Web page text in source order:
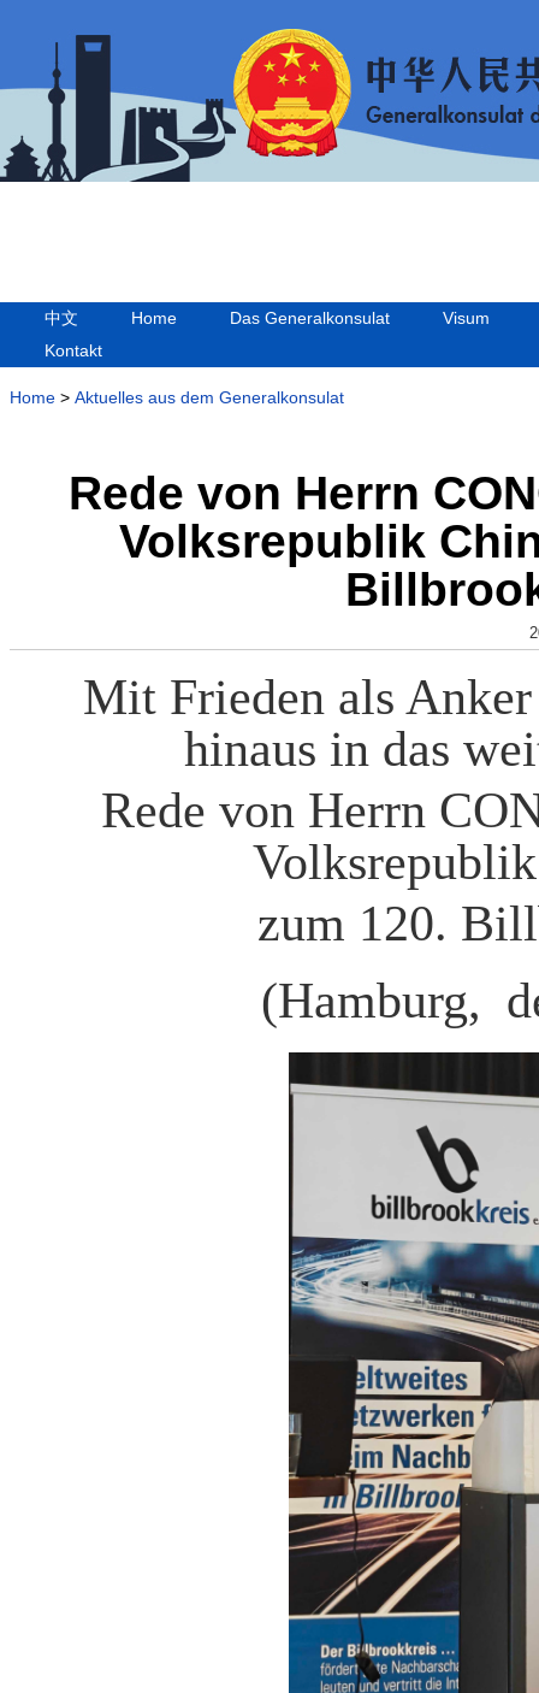
中文 Home Das Generalkonsulat
Visum
Kontakt
Home > Aktuelles aus dem Generalkonsulat
Rede von Herrn
Volksrepublik
Mit Frieden als
hinaus in das
Rede von Herrn
zum 120.
(Hamburg,